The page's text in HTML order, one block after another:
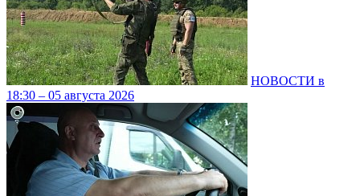
НОВОСТИ в
18:30 – 05 августа 2026